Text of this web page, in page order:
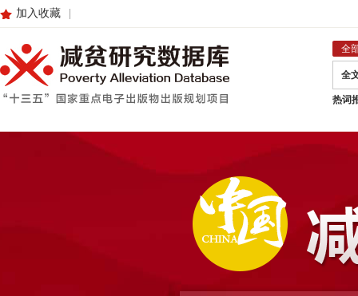
加入收藏
全
全
热词